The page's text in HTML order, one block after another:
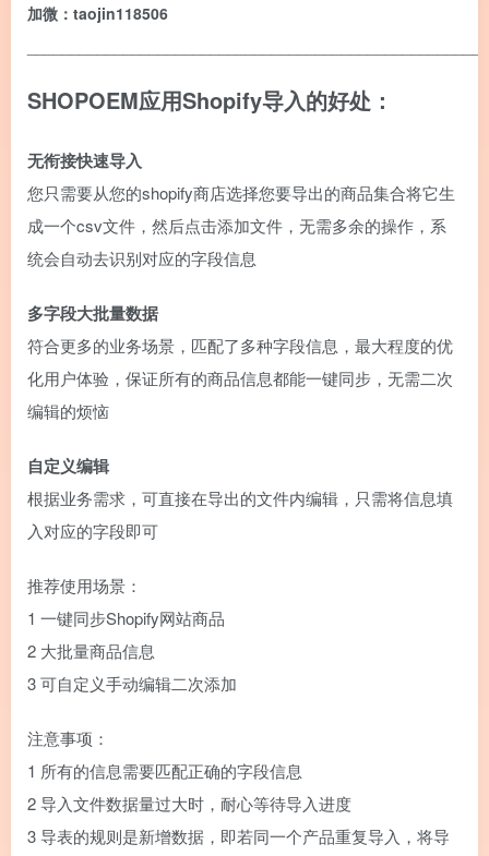
加微：taojin118506
SHOPOEM应用Shopify导入的好处：
无衔接快速导入
您只需要从您的shopify商店选择您要导出的商品集合将它生
成一个csv文件，然后点击添加文件，无需多余的操作，系
统会自动去识别对应的字段信息
多字段大批量数据
符合更多的业务场景，匹配了多种字段信息，最大程度的优
化用户体验，保证所有的商品信息都能一键同步，无需二次
编辑的烦恼
自定义编辑
根据业务需求，可直接在导出的文件内编辑，只需将信息填
入对应的字段即可
推荐使用场景：
1 一键同步Shopify网站商品
2 大批量商品信息
3 可自定义手动编辑二次添加
注意事项：
1 所有的信息需要匹配正确的字段信息
2 导入文件数据量过大时，耐心等待导入进度
3 导表的规则是新增数据，即若同一个产品重复导入，将导